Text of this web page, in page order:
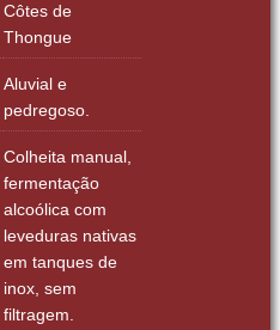
Côtes de
Thongue
Aluvial e
pedregoso.
Colheita manual,
fermentação
alcoólica com
leveduras nativas
em tanques de
inox, sem
filtragem.